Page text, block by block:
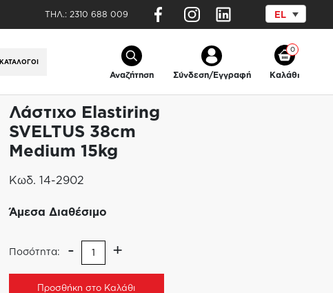
ΤΗΛ.: 2310 688 009 EL
ΚΑΤΆΛΟΓΟΙ
Αναζήτηση Σύνδεση/Εγγραφή
0
Καλάθι
Λάστιχο Elastiring SVELTUS
Λάστιχο Elastiring
SVELTUS 38cm
Medium 15kg
Κωδ. 14-2902
Άμεσα Διαθέσιμο
- +
Ποσότητα:
Προσθήκη στο Καλάθι